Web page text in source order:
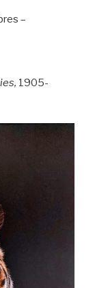
–
1905-